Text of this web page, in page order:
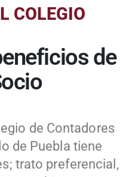
COLEGIO
de
de Contadores
de Puebla tiene
trato preferencial,